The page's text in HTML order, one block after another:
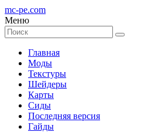
mc-pe.com
Меню
Главная
Моды
Текстуры
Шейдеры
Карты
Сиды
Последняя версия
Гайды